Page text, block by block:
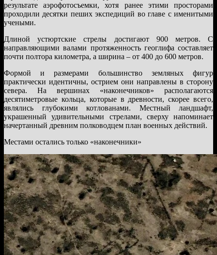
результате аэрофотосъемки, хотя ранее этими просторами
проходили десятки пеших экспедиций во главе с именитыми
учеными.
Длиной устюртские стрелы достигают 900 метров. С
направляющими валами протяженность геоглифа составляет
почти полтора километра, а ширина – от 400 до 600 метров.
Формой и размерами большинство земляных фигур
практически идентичны, острием они направлены в сторону
севера. На вершинах «наконечников» располагаются
десятиметровые кольца, которые в древности, скорее всего,
являлись глубокими котлованами. Местный ландшафт,
украшенный удивительными стрелами, сверху напоминает
начертанный древним полководцем план военных действий.
Местами остались только «наконечники»